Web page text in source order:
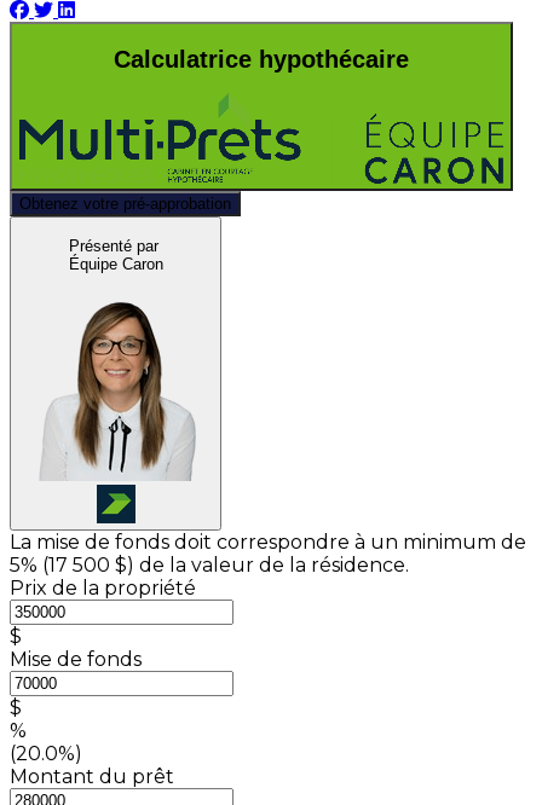
Calculatrice hypothécaire
Obtenez votre pré-approbation
Présenté par
Équipe Caron
La mise de fonds doit correspondre à un minimum de
5% (17 500 $) de la valeur de la résidence.
Prix de la propriété
$
Mise de fonds
$
%
(20.0%)
Montant du prêt